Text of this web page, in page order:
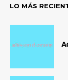
LO MÁS